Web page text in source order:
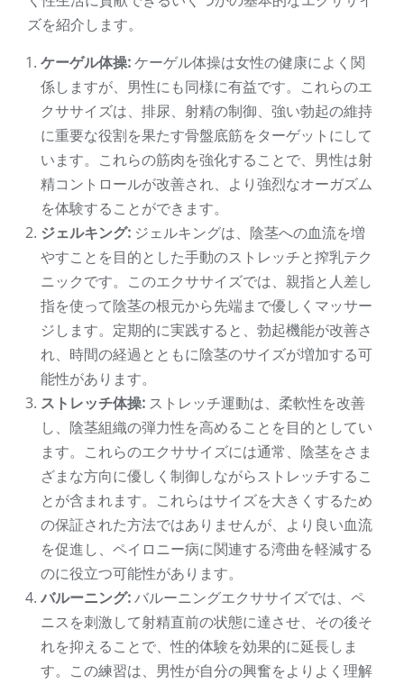
ズを紹介します。
ケーゲル体操:ケーゲル体操は女性の健康によく関
係しますが、男性にも同様に有益です。これらのエ
クササイズは、排尿、射精の制御、強い勃起の維持
に重要な役割を果たす骨盤底筋をターゲットにして
います。これらの筋肉を強化することで、男性は射
精コントロールが改善され、より強烈なオーガズム
を体験することができます。
ジェルキング: ジェルキングは、陰茎への血流を増
やすことを目的とした手動のストレッチと搾乳テク
ニックです。このエクササイズでは、親指と人差し
指を使って陰茎の根元から先端まで優しくマッサー
ジします。定期的に実践すると、勃起機能が改善さ
れ、時間の経過とともに陰茎のサイズが増加する可
能性があります。
ストレッチ体操: ストレッチ運動は、柔軟性を改善
し、陰茎組織の弾力性を高めることを目的としてい
ます。これらのエクササイズには通常、陰茎をさま
ざまな方向に優しく制御しながらストレッチするこ
とが含まれます。これらはサイズを大きくするため
の保証された方法ではありませんが、より良い血流
を促進し、ペイロニー病に関連する湾曲を軽減する
のに役立つ可能性があります。
バルーニング:バルーニングエクササイズでは、ペ
ニスを刺激して射精直前の状態に達させ、その後そ
れを抑えることで、性的体験を効果的に延長しま
す。この練習は、男性が自分の興奮をよりよく理解